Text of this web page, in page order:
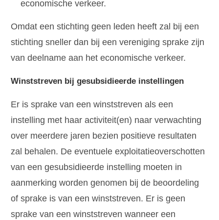
economische verkeer.
Omdat een stichting geen leden heeft zal bij een
stichting sneller dan bij een vereniging sprake zijn
van deelname aan het economische verkeer.
Winststreven bij gesubsidieerde instellingen
Er is sprake van een winststreven als een
instelling met haar activiteit(en) naar verwachting
over meerdere jaren bezien positieve resultaten
zal behalen. De eventuele exploitatieoverschotten
van een gesubsidieerde instelling moeten in
aanmerking worden genomen bij de beoordeling
of sprake is van een winststreven. Er is geen
sprake van een winststreven wanneer een